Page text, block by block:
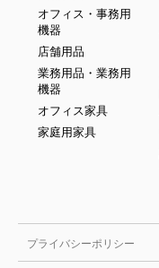
プライバシーポリシー
オフィス・事務用
機器
店舗用品
業務用品・業務用
機器
オフィス家具
家庭用家具